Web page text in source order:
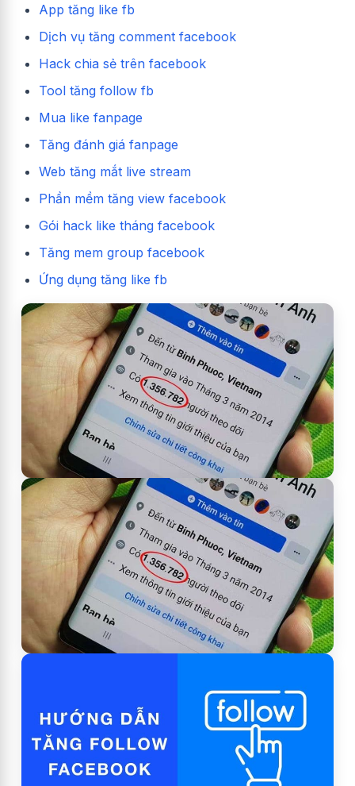
App tăng like fb
Dịch vụ tăng comment facebook
Hack chia sẻ trên facebook
Tool tăng follow fb
Mua like fanpage
Tăng đánh giá fanpage
Web tăng mắt live stream
Phần mềm tăng view facebook
Gói hack like tháng facebook
Tăng mem group facebook
Ứng dụng tăng like fb